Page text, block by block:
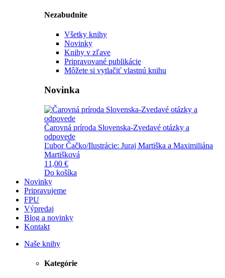
Nezabudnite
Všetky knihy
Novinky
Knihy v zľave
Pripravované publikácie
Môžete si vytlačiť vlastnú knihu
Novinka
Čarovná príroda Slovenska-Zvedavé otázky a
odpovede
Ľubor Čačko/Ilustrácie: Juraj Martiška a Maximiliána
Martišková
11,00 €
Do košíka
Novinky
Pripravujeme
FPU
Výpredaj
Blog a novinky
Kontakt
Naše knihy
Kategórie